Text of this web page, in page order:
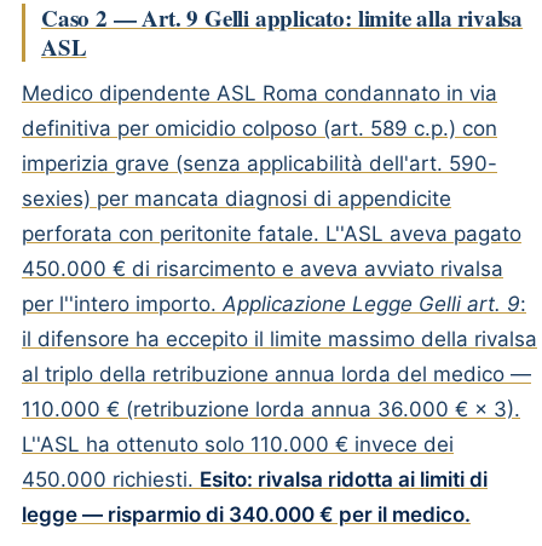
Caso 2 — Art. 9 Gelli applicato: limite alla rivalsa
ASL
Medico dipendente ASL Roma condannato in via
definitiva per omicidio colposo (art. 589 c.p.) con
imperizia grave (senza applicabilità dell'art. 590-
sexies) per mancata diagnosi di appendicite
perforata con peritonite fatale. L''ASL aveva pagato
450.000 € di risarcimento e aveva avviato rivalsa
per l''intero importo.Applicazione Legge Gelli art. 9:
il difensore ha eccepito il limite massimo della rivalsa
al triplo della retribuzione annua lorda del medico —
110.000 € (retribuzione lorda annua 36.000 € × 3).
L''ASL ha ottenuto solo 110.000 € invece dei
450.000 richiesti. Esito: rivalsa ridotta ai limiti di
legge — risparmio di 340.000 € per il medico.